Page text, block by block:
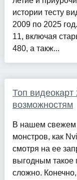
истории тесту
2009 по 2025
11, включая
480, а такж...
Топ
возможностям
В нашем свежем
монстров, как
смотря на ее
выгодным такое
сложно.